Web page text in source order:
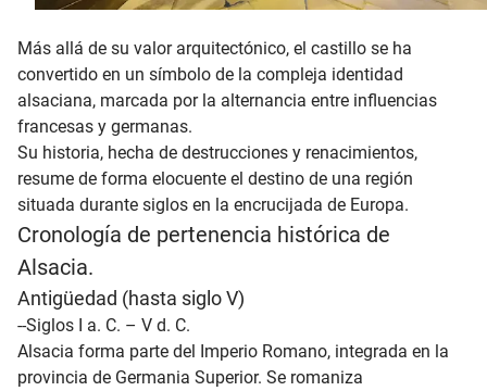
Más allá de su valor arquitectónico, el castillo se ha
convertido en un símbolo de la compleja identidad
alsaciana, marcada por la alternancia entre influencias
francesas y germanas.
Su historia, hecha de destrucciones y renacimientos,
resume de forma elocuente el destino de una región
situada durante siglos en la encrucijada de Europa.
Cronología de pertenencia histórica de
Alsacia.
Antigüedad (hasta siglo V)
--Siglos I a. C. – V d. C.
Alsacia forma parte del Imperio Romano, integrada en la
provincia de Germania Superior. Se romaniza